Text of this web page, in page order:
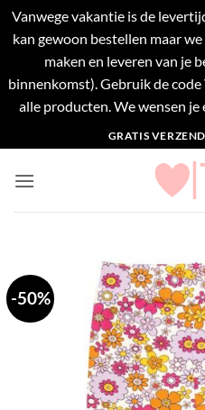
Vanwege vakantie is de
kan gewoon bestellen maar
maken en leveren van je
binnenkomst). Gebruik de
alle producten. We wensen je
naar
inhoud
GRATIS
-50%